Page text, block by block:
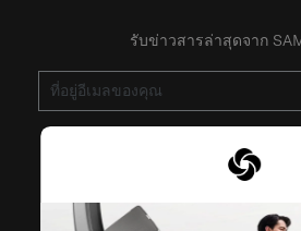
รับข่าวสารล่าสุดจาก
VISIT OUR OTHER